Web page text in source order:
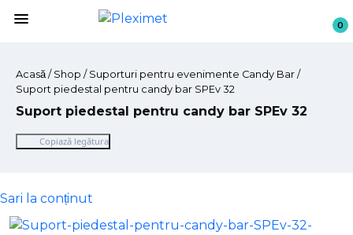
menu 0
Acasă/ Shop / Suporturi pentru evenimente Candy Bar /
Suport piedestal pentru candy bar SPEv 32
Suport piedestal pentru candy bar SPEv 32
Copiază legătura
Sari la conținut